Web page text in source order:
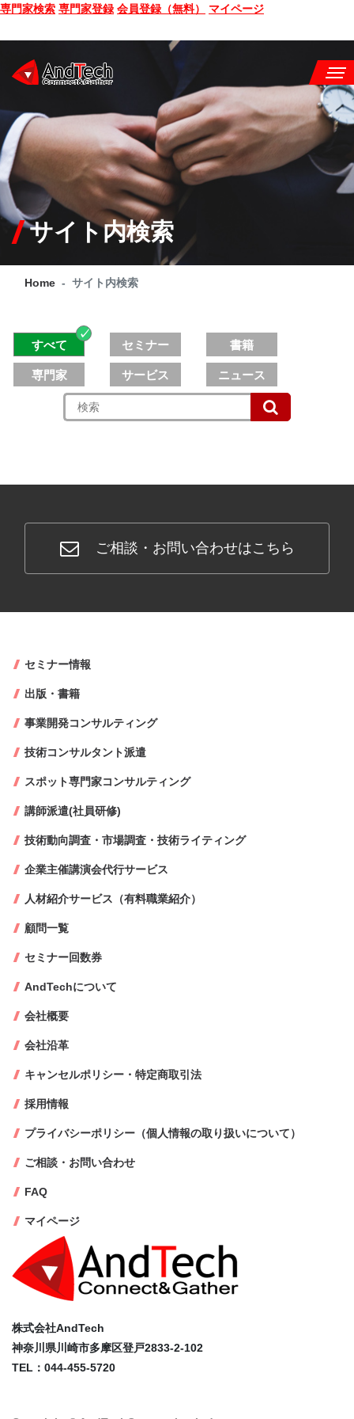
専門家検索 専門家登録 会員登録（無料） マイページ
SEMINAR
BOOK
CONSULTING
SERVICE
Q&A
CONTACT
サイト内検索
Home サイト内検索
すべて セミナー 書籍
専門家 サービス ニュース
ご相談・お問い合わせはこちら
株式会社AndTech
神奈川県川崎市多摩区登戸2833-2-102
TEL：044-455-5720
セミナー情報
出版・書籍
事業開発コンサルティング
技術コンサルタント派遣
スポット専門家コンサルティング
講師派遣(社員研修)
技術動向調査・市場調査・技術ライティング
企業主催講演会代行サービス
人材紹介サービス（有料職業紹介）
顧問一覧
セミナー回数券
AndTechについて
会社概要
会社沿革
キャンセルポリシー・特定商取引法
採用情報
プライバシーポリシー（個人情報の取り扱いについて）
ご相談・お問い合わせ
FAQ
マイページ